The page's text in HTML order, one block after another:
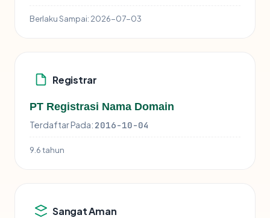
Berlaku Sampai: 2026-07-03
Registrar
PT Registrasi Nama Domain
Terdaftar Pada: 2016-10-04
9.6 tahun
Sangat Aman